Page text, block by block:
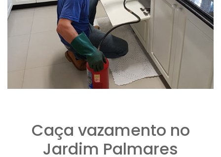
Caça vazamento no
Jardim Palmares